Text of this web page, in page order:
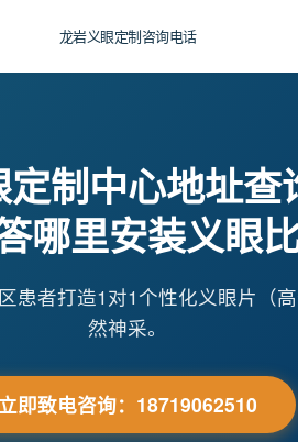
龙岩义眼定制咨询电话
制中心地址查
哪里安装义眼
患者打造1对1个性化义眼片（
然神采。
立即致电咨询：18719062510